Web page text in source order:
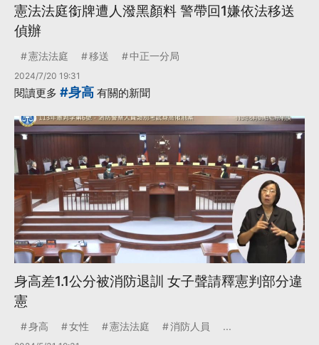
憲法法庭銜牌遭人潑黑顏料 警帶回1嫌依法移送
偵辦
憲法法庭 移送 中正一分局
2024/7/20 19:31
閱讀更多 #身高 有關的新聞
身高差1.1公分被消防退訓 女子聲請釋憲判部分違
憲
身高 女性 憲法法庭 消防人員 ...